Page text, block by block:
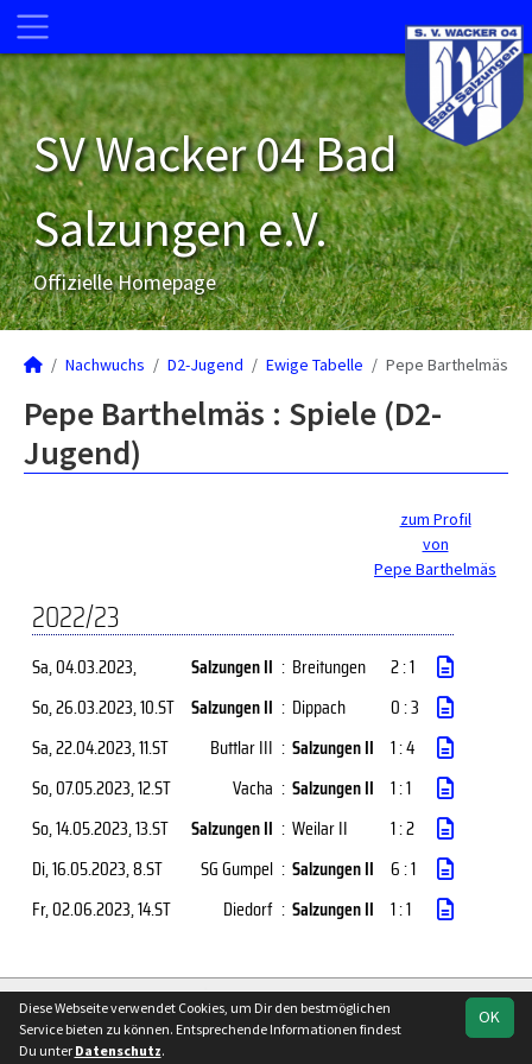
SV Wacker 04 Bad
Salzungen e.V.
Offizielle Homepage
Nachwuchs D2-Jugend Ewige Tabelle Pepe Barthelmäs
Pepe Barthelmäs : Spiele (D2-
Jugend)
zum Profil
von
Pepe Barthelmäs
2022/23
Sa, 04.03.2023, Salzungen II : Breitungen
2 : 1
So, 26.03.2023, 10.ST Salzungen II : Dippach
0 : 3
Sa, 22.04.2023, 11.ST Buttlar III : Salzungen II 1 : 4
So, 07.05.2023, 12.ST Vacha : Salzungen II 1 : 1
So, 14.05.2023, 13.ST Salzungen II : Weilar II
1 : 2
Di, 16.05.2023, 8.ST SG Gumpel : Salzungen II 6 : 1
Fr, 02.06.2023, 14.ST Diedorf : Salzungen II 1 : 1
soccero.de
Besucherstatistik
OK
Diese Webseite verwendet Cookies, um Dir den bestmöglichen
Service bieten zu können. Entsprechende Informationen findest
Du unter Datenschutz.